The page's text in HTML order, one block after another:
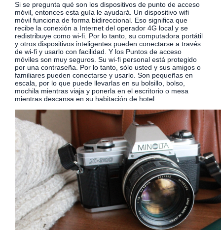
Si se pregunta qué son los dispositivos de punto de acceso
móvil, entonces esta guía le ayudará. Un dispositivo wifi
móvil funciona de forma bidireccional. Eso significa que
recibe la conexión a Internet del operador 4G local y se
redistribuye como wi-fi. Por lo tanto, su computadora portátil
y otros dispositivos inteligentes pueden conectarse a través
de wi-fi y usarlo con facilidad. Y los Puntos de acceso
móviles son muy seguros. Su wi-fi personal está protegido
por una contraseña. Por lo tanto, sólo usted y sus amigos o
familiares pueden conectarse y usarlo. Son pequeñas en
escala, por lo que puede llevarlas en su bolsillo, bolso,
mochila mientras viaja y ponerla en el escritorio o mesa
mientras descansa en su habitación de hotel.